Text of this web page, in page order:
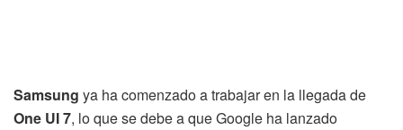
Samsung ya ha comenzado a trabajar en la llegada de
One UI 7, lo que se debe a que Google ha lanzado